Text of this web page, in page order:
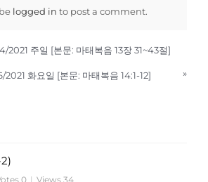
logged in to post a comment.
2021 주일 [본문: 마태복음 13장 31~43절]
2021 화요일 [본문: 마태복음 14:1-12] »
0 | Views 34